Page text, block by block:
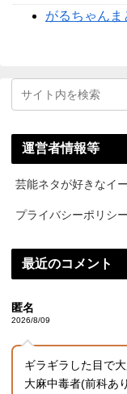
がるちゃんま
運営者情報等
芸能ネタが好きなイ
プライバシーポリシ
最近のコメント
匿名
2026/8/09
ギラギラした目で
大麻中毒者(前科あ